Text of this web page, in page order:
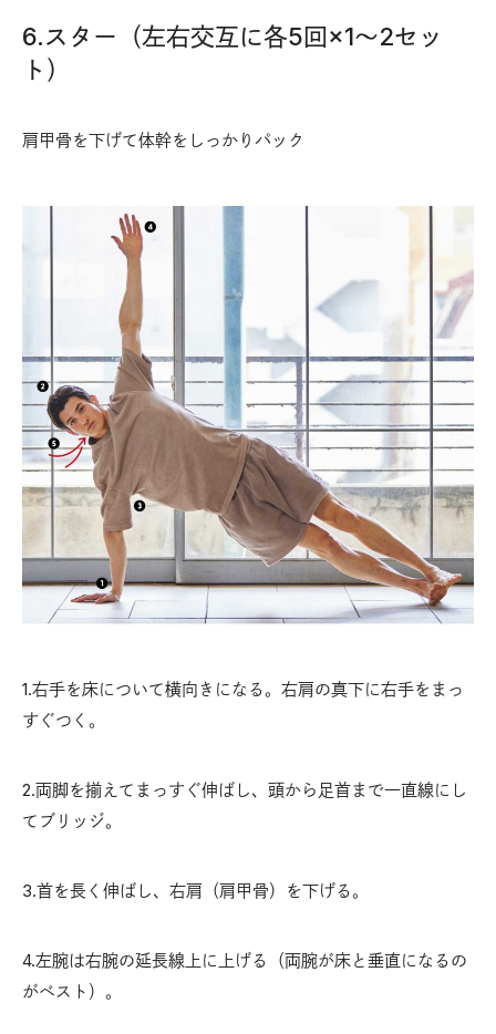
6.スター（左右交互に各5回×1〜2セッ
ト）
肩甲骨を下げて体幹をしっかりパック
1.右手を床について横向きになる。右肩の真下に右手をまっ
すぐつく。
2.両脚を揃えてまっすぐ伸ばし、頭から足首まで一直線にし
てブリッジ。
3.首を長く伸ばし、右肩（肩甲骨）を下げる。
4.左腕は右腕の延長線上に上げる（両腕が床と垂直になるの
がベスト）。